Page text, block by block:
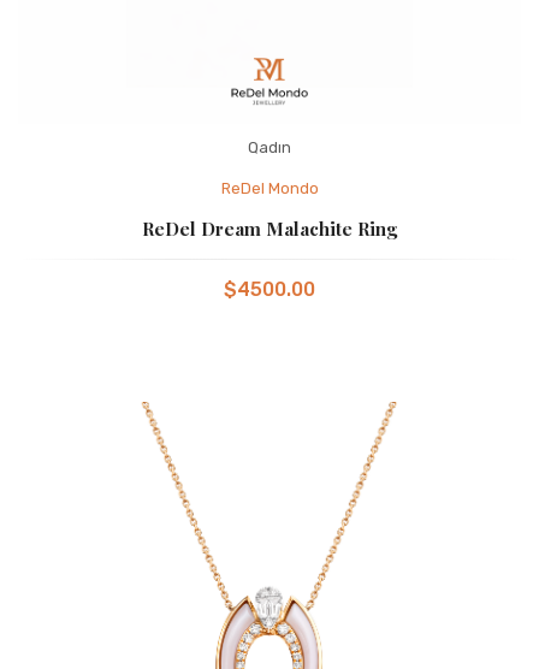
Qadın
ReDel Mondo
ReDel Dream Malachite Ring
$4500.00